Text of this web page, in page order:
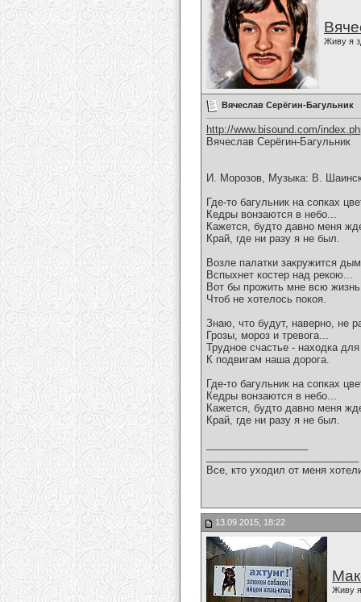
Живу я
Вячеслав Серёгин-Багульник
http://www.bisound.com/
Вячеслав Серёгин-Багульник
И. Морозов, Музыка: В.
Где-то багульник на сопках
Кедры вонзаются в небо...
Кажется, будто давно меня
Край, где ни разу я не был.
Возле палатки закружится
Вспыхнет костер над рекою...
Вот бы прожить мне всю
Чтоб не хотелось покоя.
Знаю, что будут, наверно, не
Грозы, мороз и тревога...
Трудное счастье - находка
К подвигам наша дорога.
Где-то багульник на сопках
Кедры вонзаются в небо...
Кажется, будто давно меня
Край, где ни разу я не был.
Все, кто уходил от меня
13.09.2015, 18:22
Живу